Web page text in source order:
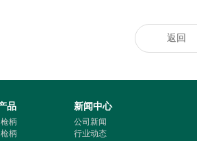
返回
品
柄
柄
新闻中心
公司新闻
行业动态